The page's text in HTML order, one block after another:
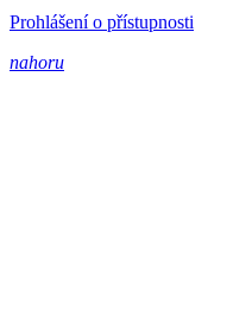
Prohlášení o přístupnosti
nahoru